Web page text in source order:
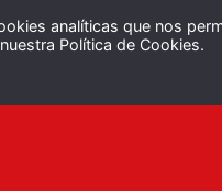
analíticas que nos
Política de Cookies.